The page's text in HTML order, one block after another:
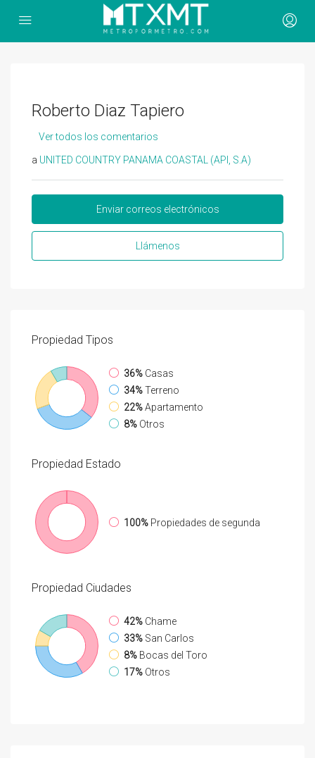
Roberto Diaz Tapiero
Ver todos los comentarios
a UNITED COUNTRY PANAMA COASTAL (API, S.A)
Enviar correos electrónicos
Llámenos
Propiedad Tipos
36% Casas
34%Terreno
22%Apartamento
8% Otros
Propiedad Estado
100% Propiedades de segunda
Propiedad Ciudades
42% Chame
33% San Carlos
8% Bocas del Toro
17% Otros